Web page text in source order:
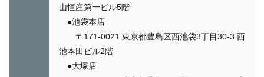
山恒産第一ビル5階
●池袋本店
〒171-0021 東京都豊島区西池袋3丁目30-3 西
池本田ビル2階
●大塚店